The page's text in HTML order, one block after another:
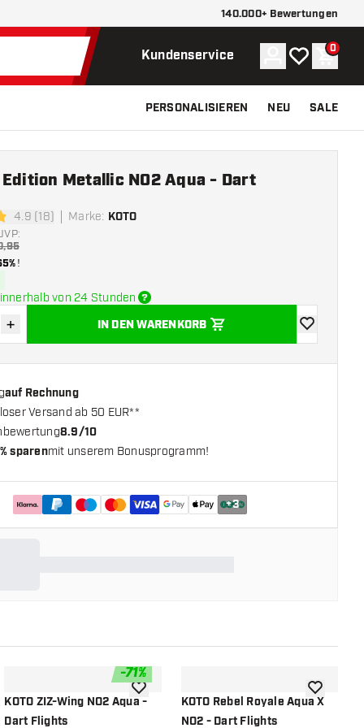
140.000+ Bewertungen
Kundenservice Konto
Meine 0
PERSONALISIEREN NEU SALE
4.9 (18) Marke: KOTO
Edition Metallic NO2 Aqua - Dart
!
von 24 Stunden
Menge erhöhen
+ IN DEN WARENKORB
Zur
auf Rechnung
Versand ab 50 EUR**
8.9/10
sparenmit unserem Bonusprogramm!
+3
hinzufügen
-71%
KOTO ZIZ-Wing NO2 Aqua -
Dart Flights
Zur Wunschliste hinzufügen
KOTO Rebel Royale Aqua X
NO2 - Dart Flights
Zur